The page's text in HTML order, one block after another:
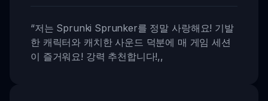
“저는 Sprunki Sprunker를 정말 사랑해요! 기발
한 캐릭터와 캐치한 사운드 덕분에 매 게임 세션
이 즐거워요! 강력 추천합니다!,,